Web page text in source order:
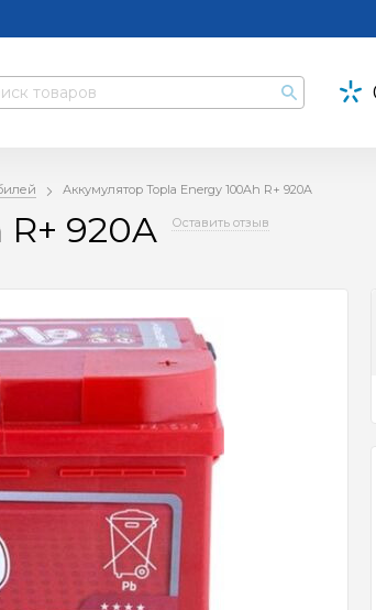
Аккумулятор Topla Energy 100Ah R+ 920A
920A Оставить отзыв